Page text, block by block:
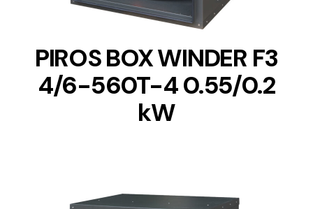
PIROS BOX WINDER F3
4/6-560T-4 0.55/0.2
kW